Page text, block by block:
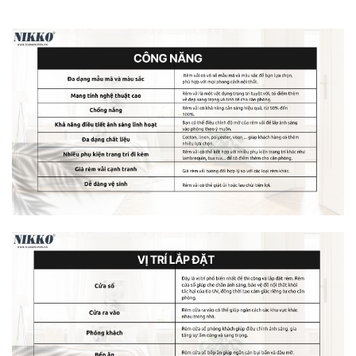
không gian nội thất, từ phòng khách đến phòng ngủ, từ văn
phòng đến nhà hàng hay khách sạn. Với sự kết hợp giữa
phong cách hiện đại và sự tinh tế, đây sẽ là sự lựa chọn
nổi bật và sôi động cho không gian sống của bạn.
Rèm vải màu cam phù hợp với những không gian
nào?
Màu cam không chỉ mang lại sự tươi mới mà còn tạo điểm
nhấn năng động cho không gian sống của bạn. Bộ sưu tập
rèm cửa màu cam của chúng tôi được thiết kế để mang lại
sự sảng khoái và sự sôi động cho mọi căn phòng. Dưới
đây là những gợi ý về cách kết hợp rèm cửa màu cam với
1. Tường màu trắng và xám nhạt
Sự kết hợp giữa rèm cửa màu cam và tường trắng hoặc